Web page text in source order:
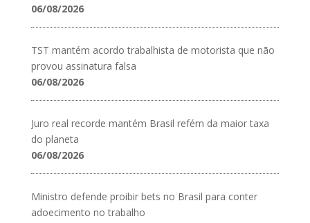
06/08/2026
TST mantém acordo trabalhista de motorista que não
provou assinatura falsa
06/08/2026
Juro real recorde mantém Brasil refém da maior taxa
do planeta
06/08/2026
Ministro defende proibir bets no Brasil para conter
adoecimento no trabalho